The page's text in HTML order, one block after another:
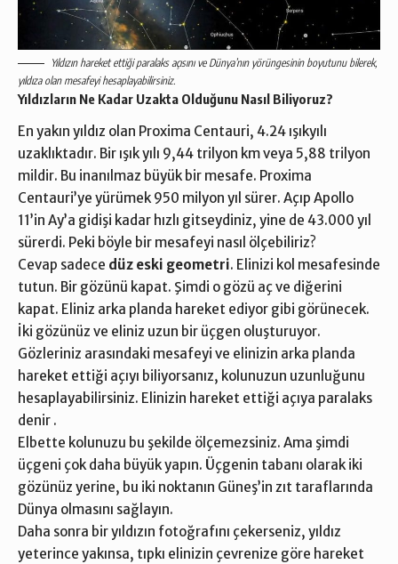
Yıldızın hareket ettiği paralaks açısını ve Dünya’nın yörüngesinin boyutunu bilerek,
yıldıza olan mesafeyi hesaplayabilirsiniz.
Yıldızların Ne Kadar Uzakta Olduğunu Nasıl Biliyoruz?
En yakın yıldız olan Proxima Centauri, 4.24 ışıkyılı
uzaklıktadır. Bir ışık yılı 9,44 trilyon km veya 5,88 trilyon
mildir. Bu inanılmaz büyük bir mesafe. Proxima
Centauri’ye yürümek 950 milyon yıl sürer. Açıp Apollo
11’in Ay’a gidişi kadar hızlı gitseydiniz, yine de 43.000 yıl
sürerdi. Peki böyle bir mesafeyi nasıl ölçebiliriz?
Cevap sadece düz eski geometri. Elinizi kol mesafesinde
tutun. Bir gözünü kapat. Şimdi o gözü aç ve diğerini
kapat. Eliniz arka planda hareket ediyor gibi görünecek.
İki gözünüz ve eliniz uzun bir üçgen oluşturuyor.
Gözleriniz arasındaki mesafeyi ve elinizin arka planda
hareket ettiği açıyı biliyorsanız, kolunuzun uzunluğunu
hesaplayabilirsiniz. Elinizin hareket ettiği açıya paralaks
denir .
Elbette kolunuzu bu şekilde ölçemezsiniz. Ama şimdi
üçgeni çok daha büyük yapın. Üçgenin tabanı olarak iki
gözünüz yerine, bu iki noktanın Güneş’in zıt taraflarında
Dünya olmasını sağlayın.
Daha sonra bir yıldızın fotoğrafını çekerseniz, yıldız
yeterince yakınsa, tıpkı elinizin çevrenize göre hareket